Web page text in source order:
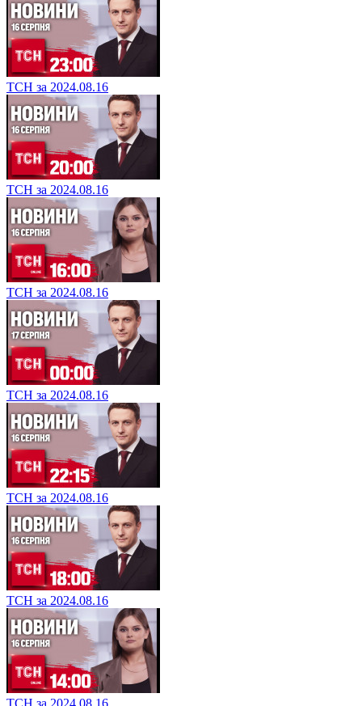
ТСН за 2024.08.16
ТСН за 2024.08.16
ТСН за 2024.08.16
ТСН за 2024.08.16
ТСН за 2024.08.16
ТСН за 2024.08.16
ТСН за 2024.08.16